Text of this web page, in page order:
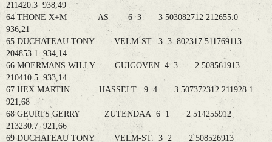
211420.3 938,49
64 THONE X+M AS 6 3 3 503082712 212655.0
936,21
65 DUCHATEAU TONY VELM-ST. 3 3 802317 511769113
204853.1 934,14
66 MOERMANS WILLY GUIGOVEN 4 3 2 508561913
210410.5 933,14
67 HEX MARTIN HASSELT 9 4 3 507372312 211928.1
921,68
68 GEURTS GERRY ZUTENDAA 6 1 2 514255912
213230.7 921,66
69 DUCHATEAU TONY VELM-ST. 3 2 2 508526913